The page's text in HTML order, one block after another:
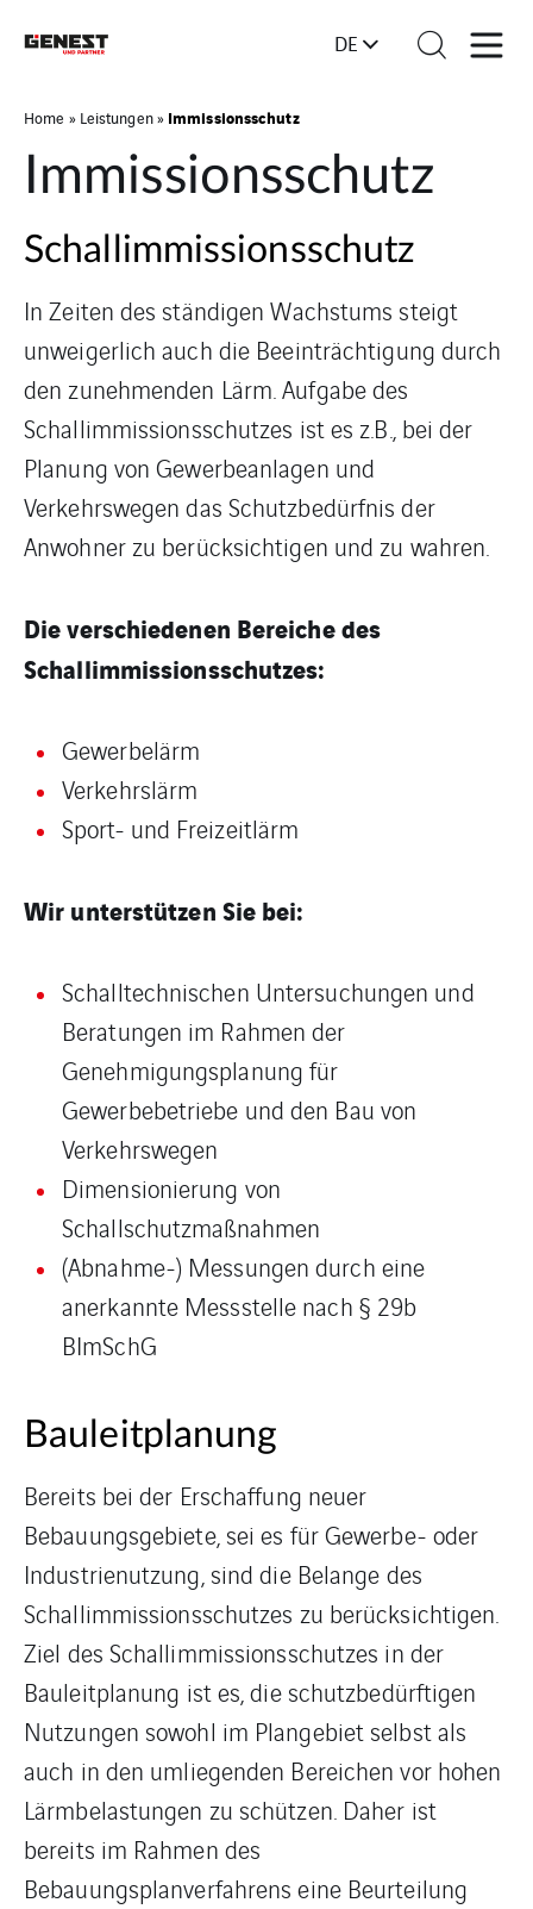
DE
Home » Leistungen» Immissionsschutz
Immissionsschutz
Schallimmissionsschutz
In Zeiten des ständigen Wachstums steigt
unweigerlich auch die Beeinträchtigung durch
den zunehmenden Lärm. Aufgabe des
Schallimmissionsschutzes ist es z.B., bei der
Planung von Gewerbeanlagen und
Verkehrswegen das Schutzbedürfnis der
Anwohner zu berücksichtigen und zu wahren.
Die verschiedenen Bereiche des
Schallimmissionsschutzes:
Gewerbelärm
Verkehrslärm
Sport- und Freizeitlärm
Wir unterstützen Sie bei:
Schalltechnischen Untersuchungen und
Beratungen im Rahmen der
Genehmigungsplanung für
Gewerbebetriebe und den Bau von
Verkehrswegen
Dimensionierung von
Schallschutzmaßnahmen
(Abnahme-) Messungen durch eine
anerkannte Messstelle nach § 29b
BImSchG
Bauleitplanung
Bereits bei der Erschaffung neuer
Bebauungsgebiete, sei es für Gewerbe- oder
Industrienutzung, sind die Belange des
Schallimmissionsschutzes zu berücksichtigen.
Ziel des Schallimmissionsschutzes in der
Bauleitplanung ist es, die schutzbedürftigen
Nutzungen sowohl im Plangebiet selbst als
auch in den umliegenden Bereichen vor hohen
Lärmbelastungen zu schützen. Daher ist
bereits im Rahmen des
Bebauungsplanverfahrens eine Beurteilung